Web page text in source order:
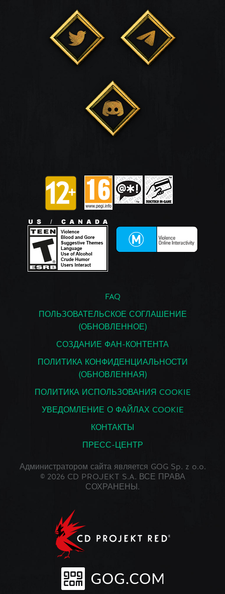
FAQ
ПОЛЬЗОВАТЕЛЬСКОЕ СОГЛАШЕНИЕ
(ОБНОВЛЕННОЕ)
СОЗДАНИЕ ФАН-КОНТЕНТА
ПОЛИТИКА КОНФИДЕНЦИАЛЬНОСТИ
(ОБНОВЛЕННАЯ)
ПОЛИТИКА ИСПОЛЬЗОВАНИЯ COOKIE
УВЕДОМЛЕНИЕ О ФАЙЛАХ COOKIE
КОНТАКТЫ
ПРЕСС-ЦЕНТР
Администратором сайта является GOG Sp. z o.o.
© 2026 CD PROJEKT S.A. ВСЕ ПРАВА
СОХРАНЕНЫ.